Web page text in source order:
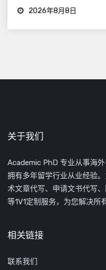
2026年8月8日
关于我们
Academic PhD 专业从事海
拥有多年留学行业从业经验
术文章代写、申请文书代写
等1V1定制服务，为您解决所
相关链接
联系我们